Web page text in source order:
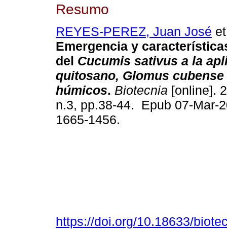
Resumo
REYES-PEREZ, Juan José
Emergencia y
del Cucumis sativus a la
quitosano, Glomus cubense
húmicos. Biotecnia [online].
n.3, pp.38-44. Epub 07-Mar-
1665-1456.
https://doi.org/10.18633/